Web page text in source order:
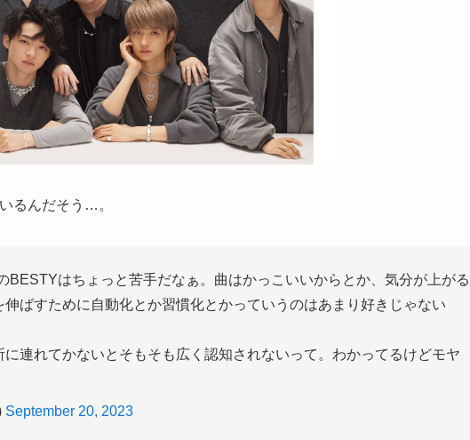
るんだそう…。
BESTYはちょっと苦手だなぁ。曲はかっこいいからとか、気分が上がる
ばすために自動化とか習慣化とかっていうのはあまり好きじゃない
連れてかないとそもそも広く認知されないって。わかってるけどモヤ
September 20, 2023